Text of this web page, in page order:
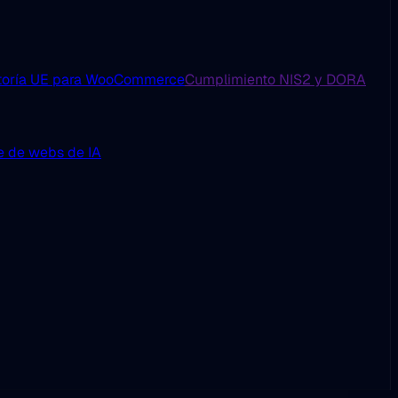
UE para WooCommerceCumplimiento NIS2 y DORA
de webs de IA